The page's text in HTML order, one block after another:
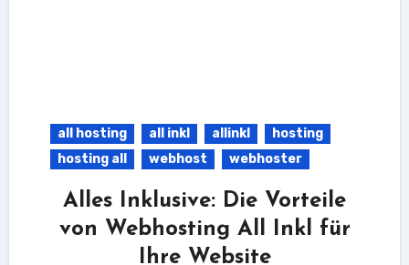
all hosting all inkl allinkl
hosting
hosting all
webhost webhoster
Alles Inklusive: Die Vorteile
von Webhosting All Inkl für
Ihre Website